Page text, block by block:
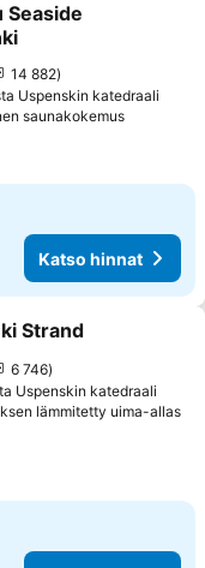
Seaside
14 882
Uspenskin katedraali
saunakokemusKatso
Katso hinnat
Strand
6 746
Uspenskin katedraali
lämmitetty uima-allas